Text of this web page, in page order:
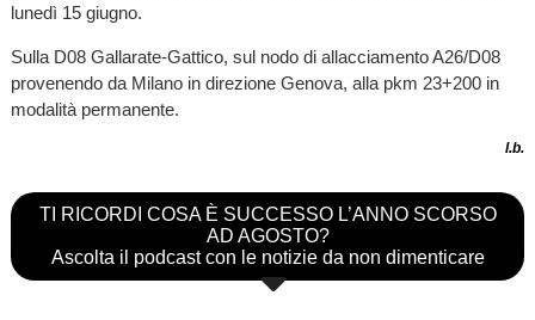
lunedì 15 giugno.
Sulla D08 Gallarate-Gattico, sul nodo di allacciamento A26/D08
provenendo da Milano in direzione Genova, alla pkm 23+200 in
modalità permanente.
l.b.
TI RICORDI COSA È SUCCESSO L’ANNO SCORSO
AD AGOSTO?
Ascolta il podcast con le notizie da non dimenticare